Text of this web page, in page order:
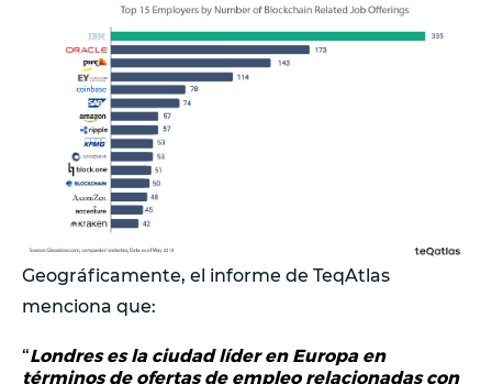
Geográficamente, el informe de TeqAtlas
menciona que:
“Londres es la ciudad líder en Europa en
términos de ofertas de empleo relacionadas con